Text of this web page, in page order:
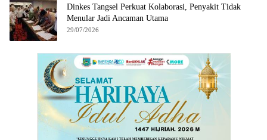
Dinkes Tangsel Perkuat Kolaborasi, Penyakit Tidak
Menular Jadi Ancaman Utama
29/07/2026